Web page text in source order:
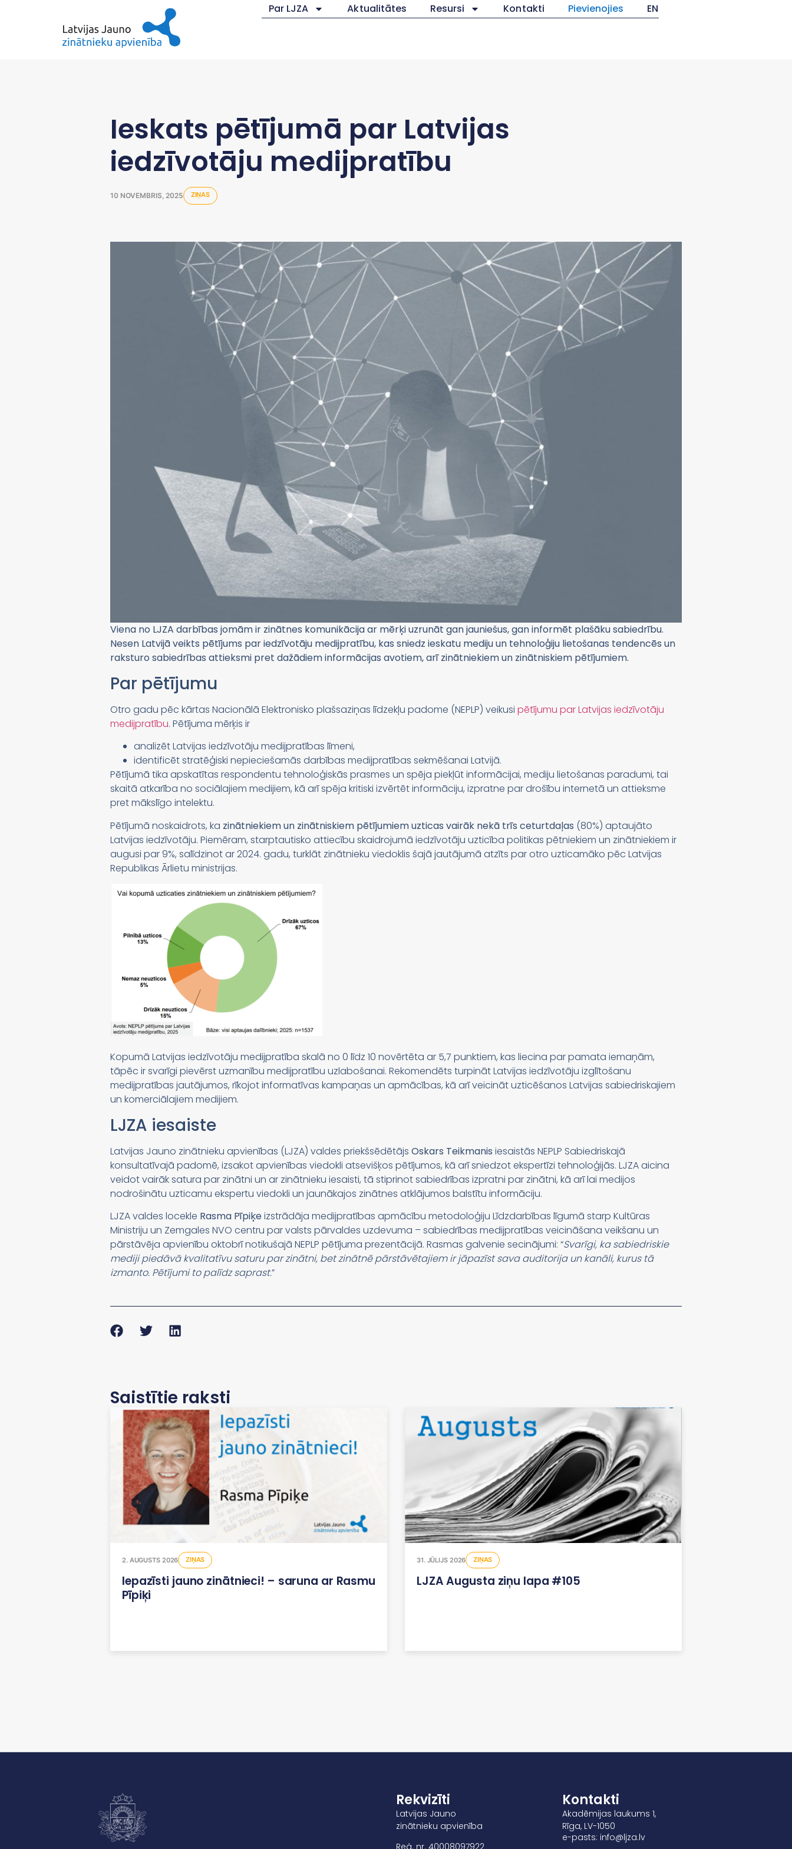
Par LJZA Aktualitātes Resursi Kontakti Pievienojies EN
Ieskats pētījumā par Latvijas
iedzīvotāju medijpratību
10 NOVEMBRIS, 2025 ZIŅAS
Viena no LJZA darbības jomām ir zinātnes komunikācija ar mērķi uzrunāt gan jauniešus, gan informēt plašāku sabiedrību.
Nesen Latvijā veikts pētījums par iedzīvotāju medijpratību, kas sniedz ieskatu mediju un tehnoloģiju lietošanas tendencēs un
raksturo sabiedrības attieksmi pret dažādiem informācijas avotiem, arī zinātniekiem un zinātniskiem pētījumiem.
Par pētījumu
Otro gadu pēc kārtas Nacionālā Elektronisko plašsaziņas līdzekļu padome (NEPLP) veikusi pētījumu par Latvijas iedzīvotāju
medijpratību. Pētījuma mērķis ir
analizēt Latvijas iedzīvotāju medijpratības līmeni,
identificēt stratēģiski nepieciešamās darbības medijpratības sekmēšanai Latvijā.
Pētījumā tika apskatītas respondentu tehnoloģiskās prasmes un spēja piekļūt informācijai, mediju lietošanas paradumi, tai
skaitā atkarība no sociālajiem medijiem, kā arī spēja kritiski izvērtēt informāciju, izpratne par drošību internetā un attieksme
pret mākslīgo intelektu.
Pētījumā noskaidrots, ka zinātniekiem un zinātniskiem pētījumiem uzticas vairāk nekā trīs ceturtdaļas (80%) aptaujāto
Latvijas iedzīvotāju. Piemēram, starptautisko attiecību skaidrojumā iedzīvotāju uzticība politikas pētniekiem un zinātniekiem ir
augusi par 9%, salīdzinot ar 2024. gadu, turklāt zinātnieku viedoklis šajā jautājumā atzīts par otro uzticamāko pēc Latvijas
Republikas Ārlietu ministrijas.
Kopumā Latvijas iedzīvotāju medijpratība skalā no 0 līdz 10 novērtēta ar 5,7 punktiem, kas liecina par pamata iemaņām,
tāpēc ir svarīgi pievērst uzmanību medijpratību uzlabošanai. Rekomendēts turpināt Latvijas iedzīvotāju izglītošanu
medijpratības jautājumos, rīkojot informatīvas kampaņas un apmācības, kā arī veicināt uzticēšanos Latvijas sabiedriskajiem
un komerciālajiem medijiem.
LJZA iesaiste
Latvijas Jauno zinātnieku apvienības (LJZA) valdes priekšsēdētājs Oskars Teikmanis iesaistās NEPLP Sabiedriskajā
konsultatīvajā padomē, izsakot apvienības viedokli atsevišķos pētījumos, kā arī sniedzot ekspertīzi tehnoloģijās. LJZA aicina
veidot vairāk satura par zinātni un ar zinātnieku iesaisti, tā stiprinot sabiedrības izpratni par zinātni, kā arī lai medijos
nodrošinātu uzticamu ekspertu viedokli un jaunākajos zinātnes atklājumos balstītu informāciju.
LJZA valdes locekle Rasma Pīpiķeizstrādāja medijpratības apmācību metodoloģiju Līdzdarbības līgumā starp Kultūras
Ministriju un Zemgales NVO centru par valsts pārvaldes uzdevuma – sabiedrības medijpratības veicināšana veikšanu un
pārstāvēja apvienību oktobrī notikušajā NEPLP pētījuma prezentācijā. Rasmas galvenie secinājumi: “Svarīgi, ka sabiedriskie
mediji piedāvā kvalitatīvu saturu par zinātni, bet zinātnē pārstāvētajiem ir jāpazīst sava auditorija un kanāli, kurus tā
izmanto. Pētījumi to palīdz saprast.”
Saistītie raksti
2. AUGUSTS 2026 ZIŅAS
Iepazīsti jauno zinātnieci! – saruna ar Rasmu
Pīpiķi
31. JŪLIJS 2026 ZIŅAS
LJZA Augusta ziņu lapa #105
Rekvizīti
Latvijas Jauno
zinātnieku apvienība
Reģ. nr. 40008097922
Kontakti
Akadēmijas laukums 1,
Rīga, LV-1050
e-pasts: info@ljza.lv